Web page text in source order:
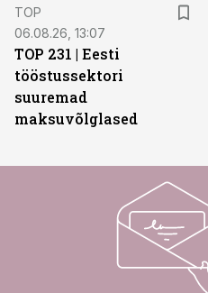
TOP
06.08.26, 13:07
TOP 231 | Eesti
tööstussektori
suuremad
maksuvõlglased